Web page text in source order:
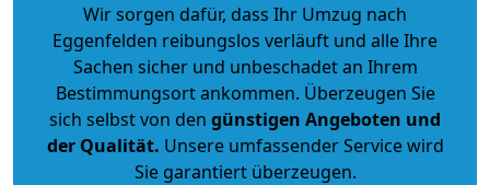
Wir sorgen dafür, dass Ihr Umzug nach
Eggenfelden reibungslos verläuft und alle Ihre
Sachen sicher und unbeschadet an Ihrem
Bestimmungsort ankommen. Überzeugen Sie
sich selbst von den günstigen Angeboten und
der Qualität. Unsere umfassender Service wird
Sie garantiert überzeugen.